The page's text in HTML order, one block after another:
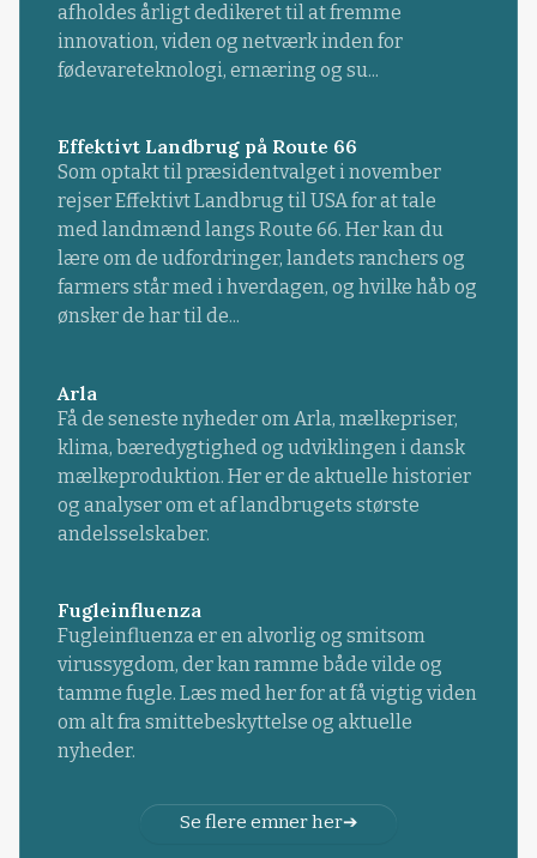
afholdes årligt dedikeret til at fremme
innovation, viden og netværk inden for
fødevareteknologi, ernæring og su...
Effektivt Landbrug på Route 66
Som optakt til præsidentvalget i november
rejser Effektivt Landbrug til USA for at tale
med landmænd langs Route 66. Her kan du
lære om de udfordringer, landets ranchers og
farmers står med i hverdagen, og hvilke håb og
ønsker de har til de...
Arla
Få de seneste nyheder om Arla, mælkepriser,
klima, bæredygtighed og udviklingen i dansk
mælkeproduktion. Her er de aktuelle historier
og analyser om et af landbrugets største
andelsselskaber.
Fugleinfluenza
Fugleinfluenza er en alvorlig og smitsom
virussygdom, der kan ramme både vilde og
tamme fugle. Læs med her for at få vigtig viden
om alt fra smittebeskyttelse og aktuelle
nyheder.
Se flere emner her